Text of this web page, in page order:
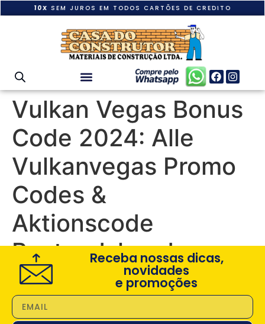
10X SEM JUROS EM TODOS CARTÕES DE CREDITO
Vulkan Vegas Bonus
Code 2024: Alle
Vulkanvegas Promo
Codes &
Aktionscode
Bestandskunden
Receba nossas dicas,
novidades
e promoções